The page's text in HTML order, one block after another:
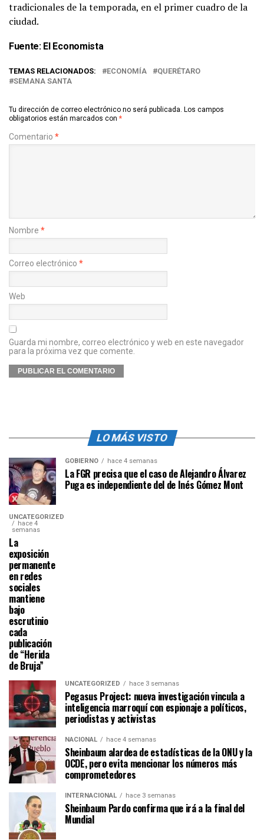
tradicionales de la temporada, en el primer cuadro de la
ciudad.
Fuente: El Economista
TEMAS RELACIONADOS: ECONOMÍA
QUERÉTARO
SEMANA SANTA
Tu dirección de correo electrónico no será publicada. Los campos
obligatorios están marcados con *
Comentario *
Nombre *
Correo electrónico *
Web
Guarda mi nombre, correo electrónico y web en este navegador
para la próxima vez que comente.
LO MÁS VISTO
GOBIERNO hace 4 semanas
La FGR precisa que el caso de Alejandro Álvarez
Puga es independiente del de Inés Gómez Mont
UNCATEGORIZED
hace 4
semanas
La
exposición
permanente
en redes
sociales
mantiene
bajo
escrutinio
cada
publicación
de “Herida
de Bruja”
UNCATEGORIZED hace 3 semanas
Pegasus Project: nueva investigación vincula a
inteligencia marroquí con espionaje a políticos,
periodistas y activistas
NACIONAL hace 4 semanas
Sheinbaum alardea de estadísticas de la ONU y la
OCDE, pero evita mencionar los números más
comprometedores
INTERNACIONAL hace 3 semanas
Sheinbaum Pardo confirma que irá a la final del
Mundial